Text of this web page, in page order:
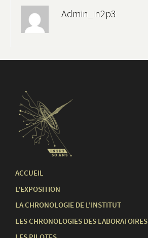
Admin_in2p3
ACCUEIL
L'EXPOSITION
LA CHRONOLOGIE DE L'INSTITUT
LES CHRONOLOGIES DES LABORATOIRES